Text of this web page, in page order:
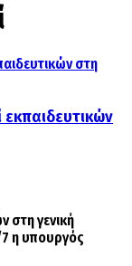
εκπαιδευτικών
στη γενική
η υπουργός